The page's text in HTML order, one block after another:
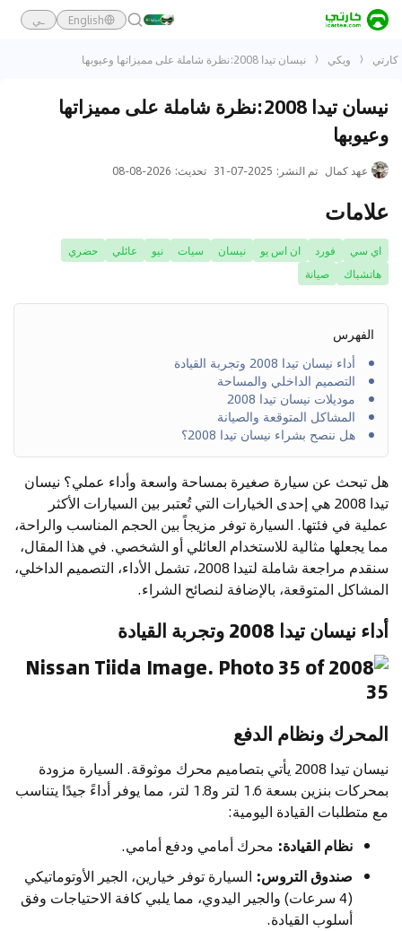
English ـي
كارتي ويكي نيسان تيدا 2008:نظرة شاملة على مميزاتها وعيوبها
نيسان تيدا 2008:نظرة شاملة على مميزاتها
وعيوبها
عهد كمال تم النشر :
2025-07-31 تحديث:
2026-08-08
علامات
اي سي فورد ان اس يو نيسان سيات نيو عائلي
حضري
هاتشباك
صيانة
الفهرس
أداء نيسان تيدا 2008 وتجربة القيادة
التصميم الداخلي والمساحة
موديلات نيسان تيدا 2008
المشاكل المتوقعة والصيانة
هل ننصح بشراء نيسان تيدا 2008؟
هل تبحث عن سيارة صغيرة بمساحة واسعة وأداء عملي؟ نيسان
تيدا 2008 هي إحدى الخيارات التي تُعتبر بين السيارات الأكثر
عملية في فئتها. السيارة توفر مزيجاً بين الحجم المناسب والراحة،
مما يجعلها مثالية للاستخدام العائلي أو الشخصي. في هذا المقال،
سنقدم مراجعة شاملة لتيدا 2008، تشمل الأداء، التصميم الداخلي،
المشاكل المتوقعة، بالإضافة لنصائح الشراء.
أداء نيسان تيدا 2008 وتجربة القيادة
المحرك ونظام الدفع
نيسان تيدا 2008 يأتي بتصاميم محرك موثوقة. السيارة مزودة
بمحركات بنزين بسعة 1.6 لتر و1.8 لتر، مما يوفر أداءً جيدًا يتناسب
مع متطلبات القيادة اليومية:
نظام القيادة: محرك أمامي ودفع أمامي.
صندوق التروس: السيارة توفر خيارين، الجير الأوتوماتيكي
(4 سرعات) والجير اليدوي، مما يلبي كافة الاحتياجات وفق
أسلوب القيادة.